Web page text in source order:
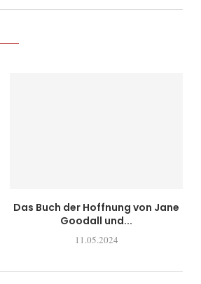
Das Buch der Hoffnung von Jane
Goodall und...
11.05.2024